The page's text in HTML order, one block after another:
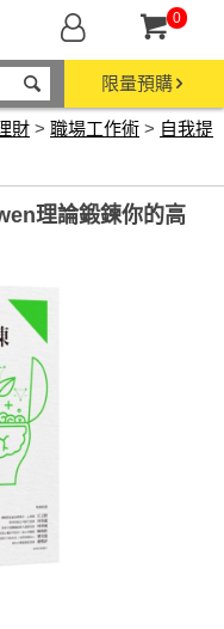
0
限量預購
財 > 職場工作術 > 自我提
理論鍛鍊你的高